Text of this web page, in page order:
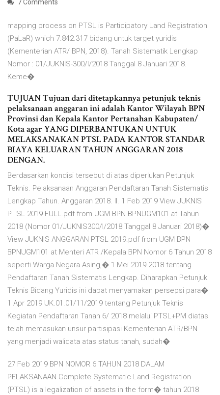
7 Comments
mapping process on PTSL is Participatory Land Registration
(PaLaR) which 7.842.317 bidang untuk target yuridis
(Kementerian ATR/ BPN, 2018). Tanah Sistematik Lengkap
Nomor : 01/JUKNIS-300/I/2018 Tanggal 8 Januari 2018.
Keme�
TUJUAN Tujuan dari ditetapkannya petunjuk teknis
pelaksanaan anggaran ini adalah Kantor Wilayah BPN
Provinsi dan Kepala Kantor Pertanahan Kabupaten/
Kota agar YANG DIPERBANTUKAN UNTUK
MELAKSANAKAN PTSL PADA KANTOR STANDAR
BIAYA KELUARAN TAHUN ANGGARAN 2018
DENGAN.
Berdasarkan kondisi tersebut di atas diperlukan Petunjuk
Teknis. Pelaksanaan Anggaran Pendaftaran Tanah Sistematis
Lengkap Tahun. Anggaran 2018. II. 1 Feb 2019 View JUKNIS
PTSL 2019 FULL.pdf from UGM BPN BPNUGM101 at Tahun
2018 (Nomor 01/JUKNIS300/I/2018 Tanggal 8 Januari 2018)�
View JUKNIS ANGGARAN PTSL 2019.pdf from UGM BPN
BPNUGM101 at Menteri ATR /Kepala BPN Nomor 6 Tahun 2018
seperti Warga Negara Asing,� 1 Mei 2019 2018 tentang
Pendaftaran Tanah Sistematis Lengkap. Diharapkan Petunjuk
Teknis Bidang Yuridis ini dapat menyamakan persepsi para�
1 Apr 2019 UK.01.01/11/2019 tentang Petunjuk Teknis
Kegiatan Pendaftaran Tanah 6/ 2018 melalui PTSL+PM diatas
telah memasukan unsur partisipasi Kementerian ATR/BPN
yang menjadi walidata atas status tanah, sudah�
27 Feb 2019 BPN NOMOR 6 TAHUN 2018 DALAM
PELAKSANAAN Complete Systematic Land Registration
(PTSL) is a legalization of assets in the form� tahun 2018